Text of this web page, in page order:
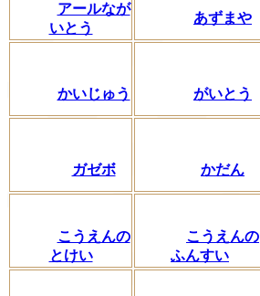
アールなが
いとう
あずまや
かいじゅう がいとう
ガゼボ かだん
こうえんの
とけい
こうえんの
ふんすい